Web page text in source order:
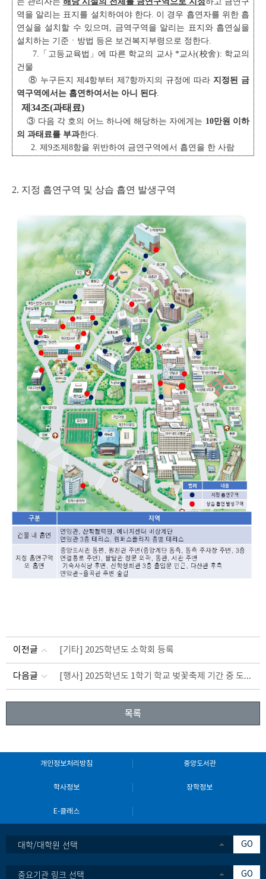
역을 알리는 표지를 설치하여야 한다. 이 경우 흡연자를 위한 흡
연실을 설치할 수 있으며, 금역구역을 알리는 표지와 흡연실을
설치하는 기준ㆍ방법 등은 보건복지부령으로 정한다.
7.「고등교육법」에 따른 학교의 교사 *교사(校舍): 학교의
건물
⑧ 누구든지 제4항부터 제7항까지의 규정에 따라 지정된 금
역구역에서는 흡연하여서는 아니 된다.
제34조(과태료)
③ 다음 각 호의 어느 하나에 해당하는 자에게는 10만원 이하
의 과태료를 부과한다.
2. 제9조제8항을 위반하여 금연구역에서 흡연을 한 사람
2. 지정 흡연구역 및 상습 흡연 발생구역
이전글 [기타] 2025학년도 소학회 등록
다음글 [행사] 2025학년도 1학기 학교 벚꽃축제 기간 중 도로 통제에 따른 협조 요청
목록
개인정보처리방침 중앙도서관
학사정보 장학정보
E-클래스
대학/대학원 선택 GO
중요기관 링크 선택 GO